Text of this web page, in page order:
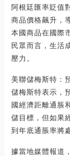
阿根廷匯率貶值
商品價格飆升，
本國商品在國際
民眾而言，生活
壓力。
美聯儲梅斯特：
儲梅斯特表示，
國經濟距離通脹
儲目標，但如果
到年底通脹率將
據當地媒體報道